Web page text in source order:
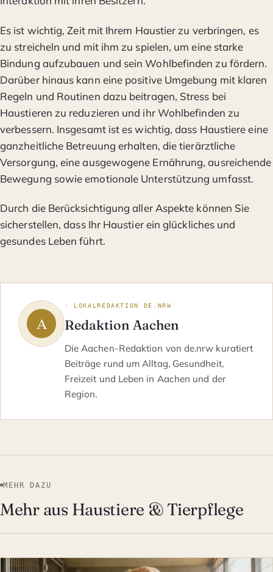
Es ist wichtig, Zeit mit Ihrem Haustier zu verbringen, es
zu streicheln und mit ihm zu spielen, um eine starke
Bindung aufzubauen und sein Wohlbefinden zu fördern.
Darüber hinaus kann eine positive Umgebung mit klaren
Regeln und Routinen dazu beitragen, Stress bei
Haustieren zu reduzieren und ihr Wohlbefinden zu
verbessern. Insgesamt ist es wichtig, dass Haustiere eine
ganzheitliche Betreuung erhalten, die tierärztliche
Versorgung, eine ausgewogene Ernährung, ausreichende
Bewegung sowie emotionale Unterstützung umfasst.
Durch die Berücksichtigung aller Aspekte können Sie
sicherstellen, dass Ihr Haustier ein glückliches und
gesundes Leben führt.
◦ LOKALREDAKTION DE.NRW
Redaktion Aachen
Die Aachen-Redaktion von de.nrw kuratiert
Beiträge rund um Alltag, Gesundheit,
Freizeit und Leben in Aachen und der
Region.
MEHR DAZU
Mehr aus Haustiere & Tierpflege
HAUSTIERE & TIERPFLEGE